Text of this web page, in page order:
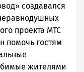
создавался
проекта МТС
помочь гостям
жителями